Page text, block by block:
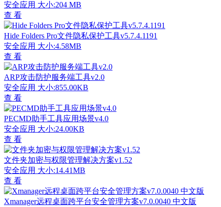
安全应用 大小:204 MB
查 看
Hide Folders Pro文件隐私保护工具v5.7.4.1191
安全应用 大小:4.58MB
查 看
ARP攻击防护服务端工具v2.0
安全应用 大小:855.00KB
查 看
PECMD助手工具应用场景v4.0
安全应用 大小:24.00KB
查 看
文件夹加密与权限管理解决方案v1.52
安全应用 大小:14.41MB
查 看
Xmanager远程桌面跨平台安全管理方案v7.0.0040 中文版